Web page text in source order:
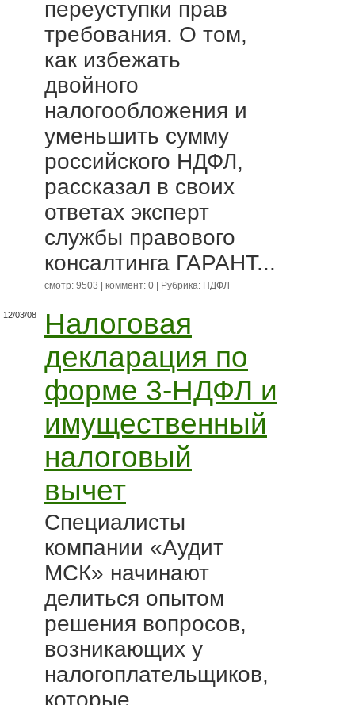
переуступки прав
требования. О том,
как избежать
двойного
налогообложения и
уменьшить сумму
российского НДФЛ,
рассказал в своих
ответах эксперт
службы правового
консалтинга ГАРАНТ...
смотр: 9503 | коммент: 0 | Рубрика: НДФЛ
12/03/08
Налоговая
декларация по
форме 3-НДФЛ и
имущественный
налоговый
вычет
Специалисты
компании «Аудит
МСК» начинают
делиться опытом
решения вопросов,
возникающих у
налогоплательщиков,
которые